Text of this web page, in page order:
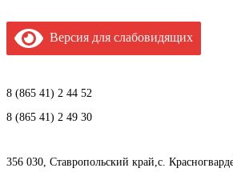
Версия для слабовидящих
8 (865 41) 2 44 52
8 (865 41) 2 49 30
356 030, Ставропольский край,с.